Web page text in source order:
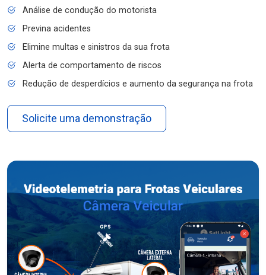
Análise de condução do motorista
Previna acidentes
Elimine multas e sinistros da sua frota
Alerta de comportamento de riscos
Redução de desperdícios e aumento da segurança na frota
Solicite uma demonstração